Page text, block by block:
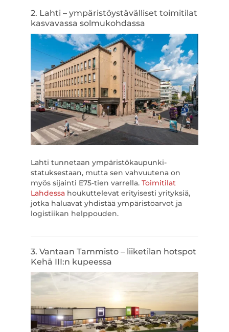
2. Lahti – ympäristöystävälliset toimitilat
kasvavassa solmukohdassa
Lahti tunnetaan ympäristökaupunki-
statuksestaan, mutta sen vahvuutena on
myös sijainti E75-tien varrella. Toimitilat
Lahdessahoukuttelevat erityisesti yrityksiä,
jotka haluavat yhdistää ympäristöarvot ja
logistiikan helppouden.
3. Vantaan Tammisto – liiketilan hotspot
Kehä III:n kupeessa